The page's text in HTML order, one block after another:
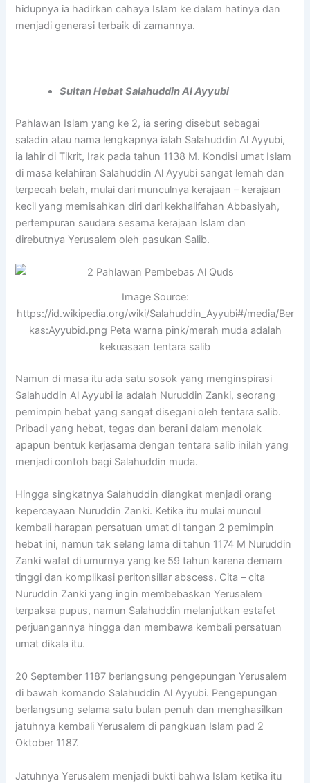
hidupnya ia hadirkan cahaya Islam ke dalam hatinya dan
menjadi generasi terbaik di zamannya.
Sultan Hebat Salahuddin Al Ayyubi
Pahlawan Islam yang ke 2, ia sering disebut sebagai
saladin atau nama lengkapnya ialah Salahuddin Al Ayyubi,
ia lahir di Tikrit, Irak pada tahun 1138 M. Kondisi umat Islam
di masa kelahiran Salahuddin Al Ayyubi sangat lemah dan
terpecah belah, mulai dari munculnya kerajaan – kerajaan
kecil yang memisahkan diri dari kekhalifahan Abbasiyah,
pertempuran saudara sesama kerajaan Islam dan
direbutnya Yerusalem oleh pasukan Salib.
Image Source:
https://id.wikipedia.org/wiki/Salahuddin_Ayyubi#/media/Ber
kas:Ayyubid.png Peta warna pink/merah muda adalah
kekuasaan tentara salib
Namun di masa itu ada satu sosok yang menginspirasi
Salahuddin Al Ayyubi ia adalah Nuruddin Zanki, seorang
pemimpin hebat yang sangat disegani oleh tentara salib.
Pribadi yang hebat, tegas dan berani dalam menolak
apapun bentuk kerjasama dengan tentara salib inilah yang
menjadi contoh bagi Salahuddin muda.
Hingga singkatnya Salahuddin diangkat menjadi orang
kepercayaan Nuruddin Zanki. Ketika itu mulai muncul
kembali harapan persatuan umat di tangan 2 pemimpin
hebat ini, namun tak selang lama di tahun 1174 M Nuruddin
Zanki wafat di umurnya yang ke 59 tahun karena demam
tinggi dan komplikasi peritonsillar abscess. Cita – cita
Nuruddin Zanki yang ingin membebaskan Yerusalem
terpaksa pupus, namun Salahuddin melanjutkan estafet
perjuangannya hingga dan membawa kembali persatuan
umat dikala itu.
20 September 1187 berlangsung pengepungan Yerusalem
di bawah komando Salahuddin Al Ayyubi. Pengepungan
berlangsung selama satu bulan penuh dan menghasilkan
jatuhnya kembali Yerusalem di pangkuan Islam pad 2
Oktober 1187.
Jatuhnya Yerusalem menjadi bukti bahwa Islam ketika itu